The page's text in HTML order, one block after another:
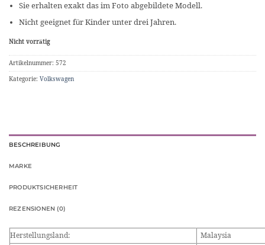
Sie erhalten exakt das im Foto abgebildete Modell.
Nicht geeignet für Kinder unter drei Jahren.
Nicht vorrätig
Artikelnummer: 572
Kategorie: Volkswagen
BESCHREIBUNG
MARKE
PRODUKTSICHERHEIT
REZENSIONEN (0)
Herstellungsland:
Malaysia